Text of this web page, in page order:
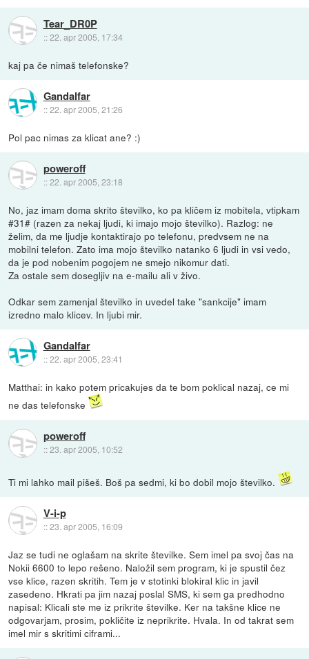
Tear_DR0P
::22. apr 2005, 17:34
kaj pa če nimaš telefonske?
Gandalfar
::22. apr 2005, 21:26
Pol pac nimas za klicat ane? :)
poweroff
::22. apr 2005, 23:18
No, jaz imam doma skrito številko, ko pa kličem iz mobitela, vtipkam
#31# (razen za nekaj ljudi, ki imajo mojo številko). Razlog: ne
želim, da me ljudje kontaktirajo po telefonu, predvsem ne na
mobilni telefon. Zato ima mojo številko natanko 6 ljudi in vsi vedo,
da je pod nobenim pogojem ne smejo nikomur dati.
Za ostale sem dosegljiv na e-mailu ali v živo.
Odkar sem zamenjal številko in uvedel take "sankcije" imam
izredno malo klicev. In ljubi mir.
Gandalfar
::22. apr 2005, 23:41
Matthai: in kako potem pricakujes da te bom poklical nazaj, ce mi
ne das telefonske
poweroff
::23. apr 2005, 10:52
Ti mi lahko mail pišeš. Boš pa sedmi, ki bo dobil mojo številko.
V-i-p
::23. apr 2005, 16:09
Jaz se tudi ne oglašam na skrite številke. Sem imel pa svoj čas na
Nokii 6600 to lepo rešeno. Naložil sem program, ki je spustil čez
vse klice, razen skritih. Tem je v stotinki blokiral klic in javil
zasedeno. Hkrati pa jim nazaj poslal SMS, ki sem ga predhodno
napisal: Klicali ste me iz prikrite številke. Ker na takšne klice ne
odgovarjam, prosim, pokličite iz neprikrite. Hvala. In od takrat sem
imel mir s skritimi ciframi...